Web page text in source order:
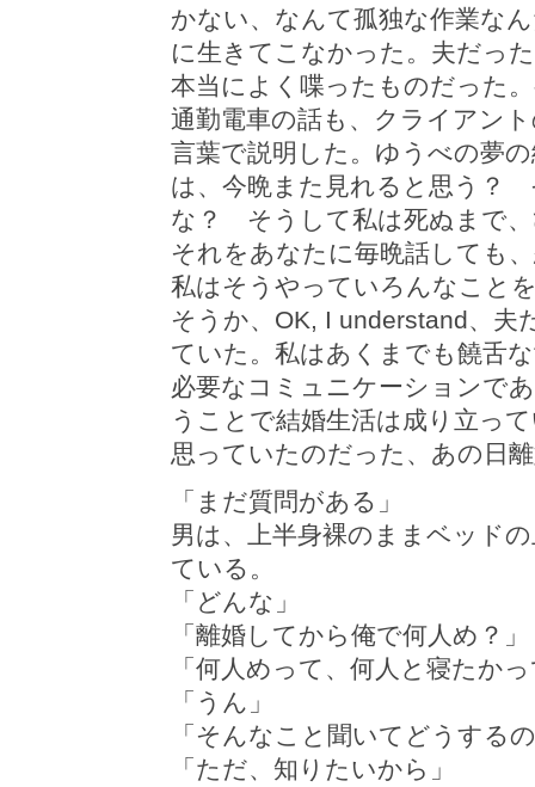
かない、なんて孤独な作業な
に生きてこなかった。夫だっ
本当によく喋ったものだった
通勤電車の話も、クライアン
言葉で説明した。ゆうべの夢
は、今晩また見れると思う？
な？ そうして私は死ぬまで
それをあなたに毎晩話しても
私はそうやっていろんなこと
そうか、OK, I understand、夫
ていた。私はあくまでも饒舌
必要なコミュニケーションで
うことで結婚生活は成り立っ
思っていたのだった、あの日
「まだ質問がある」
男は、上半身裸のままベッド
ている。
「どんな」
「離婚してから俺で何人め？」
「何人めって、何人と寝たか
「うん」
「そんなこと聞いてどうする
「ただ、知りたいから」